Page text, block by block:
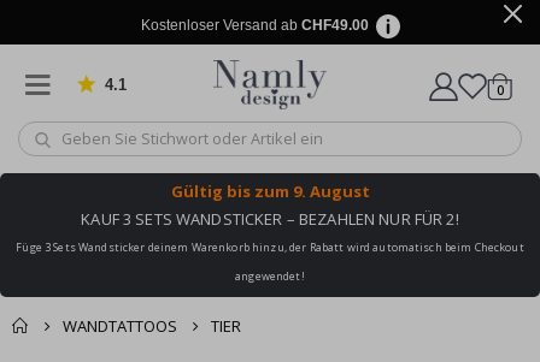
Kostenloser Versand ab CHF49.00
4.1 von 1029 Bewertungen
Wagen
0
Gültig bis zum 9. August
KAUF 3 SETS WANDSTICKER – BEZAHLEN NUR FÜR 2!
Füge 3 Sets Wandsticker deinem Warenkorb hinzu, der Rabatt wird automatisch beim Checkout
angewendet!
WANDTATTOOS TIER